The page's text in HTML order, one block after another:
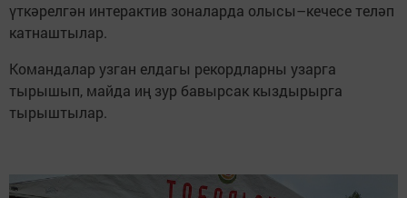
үткәрелгән интерактив зоналарда олысы–кечесе теләп
катнаштылар.
Командалар узган елдагы рекордларны узарга
тырышып, майда иң зур бавырсак кыздырырга
тырыштылар.